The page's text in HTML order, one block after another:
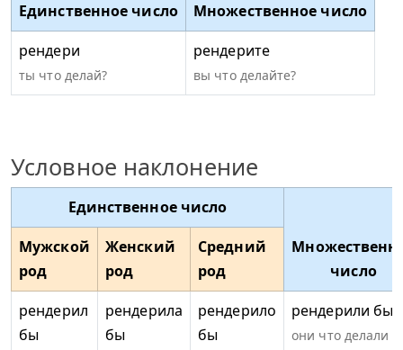
Единственное число
Множественное число
рендери
ты что делай?
рендерите
вы что делайте?
Условное наклонение
Единственное число
число
Мужской
род
Женский
род
Средний
род
рендерил
бы
рендерила
бы
рендерило
бы
рендерили бы
они что делали